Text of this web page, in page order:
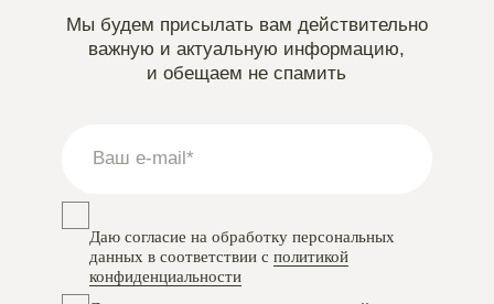
Instagram
VKontakte
проект Meta Platforms, деятельность в РФ запрещена